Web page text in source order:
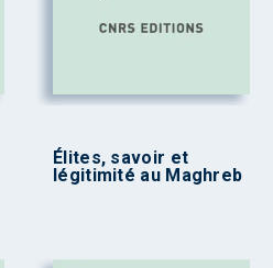
Élites, savoir et
légitimité au Maghreb